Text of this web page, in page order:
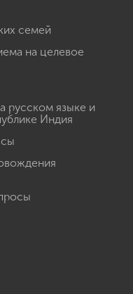
семей
на целевое
русском языке и
Индия